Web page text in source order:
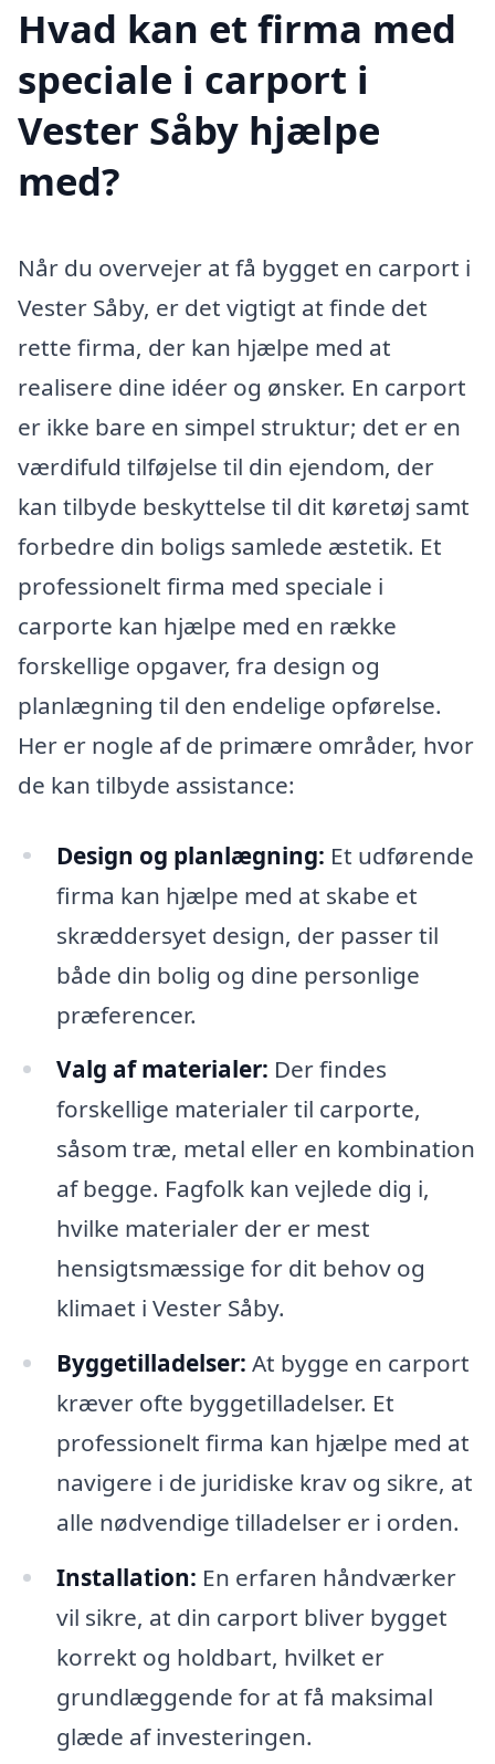
Hvad kan et firma med
speciale i carport i
Vester Såby hjælpe
med?
Når du overvejer at få bygget en carport i
Vester Såby, er det vigtigt at finde det
rette firma, der kan hjælpe med at
realisere dine idéer og ønsker. En carport
er ikke bare en simpel struktur; det er en
værdifuld tilføjelse til din ejendom, der
kan tilbyde beskyttelse til dit køretøj samt
forbedre din boligs samlede æstetik. Et
professionelt firma med speciale i
carporte kan hjælpe med en række
forskellige opgaver, fra design og
planlægning til den endelige opførelse.
Her er nogle af de primære områder, hvor
de kan tilbyde assistance:
Design og planlægning: Et udførende
firma kan hjælpe med at skabe et
skræddersyet design, der passer til
både din bolig og dine personlige
præferencer.
Valg af materialer: Der findes
forskellige materialer til carporte,
såsom træ, metal eller en kombination
af begge. Fagfolk kan vejlede dig i,
hvilke materialer der er mest
hensigtsmæssige for dit behov og
klimaet i Vester Såby.
Byggetilladelser: At bygge en carport
kræver ofte byggetilladelser. Et
professionelt firma kan hjælpe med at
navigere i de juridiske krav og sikre, at
alle nødvendige tilladelser er i orden.
Installation: En erfaren håndværker
vil sikre, at din carport bliver bygget
korrekt og holdbart, hvilket er
grundlæggende for at få maksimal
glæde af investeringen.